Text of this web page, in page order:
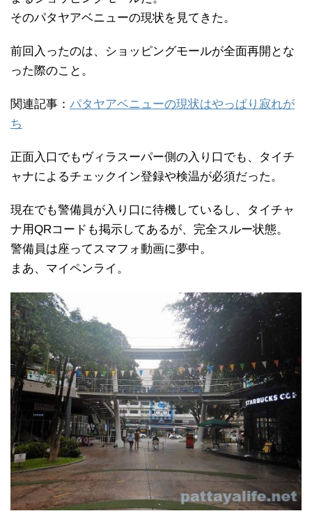
そのパタヤアベニューの現状を見てきた。
前回入ったのは、ショッピングモールが全面再開とな
った際のこと。
関連記事： パタヤアベニューの現状はやっぱり寂れが
ち
正面入口でもヴィラスーパー側の入り口でも、タイチ
ャナによるチェックイン登録や検温が必須だった。
現在でも警備員が入り口に待機しているし、タイチャ
ナ用QRコードも掲示してあるが、完全スルー状態。
警備員は座ってスマフォ動画に夢中。
まあ、マイペンライ。